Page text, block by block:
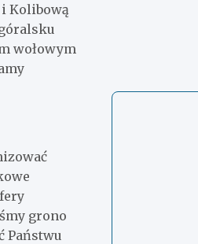
Kolibową
wołowym
grono
Państwu